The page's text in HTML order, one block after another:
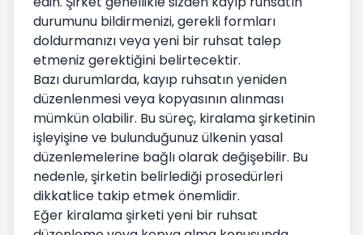
durumunu bildirmenizi, gerekli formları
doldurmanızı veya yeni bir ruhsat talep
etmeniz gerektiğini belirtecektir.
Bazı durumlarda, kayıp ruhsatın yeniden
düzenlenmesi veya kopyasının alınması
mümkün olabilir. Bu süreç, kiralama şirketinin
işleyişine ve bulunduğunuz ülkenin yasal
düzenlemelerine bağlı olarak değişebilir. Bu
nedenle, şirketin belirlediği prosedürleri
dikkatlice takip etmek önemlidir.
Eğer kiralama şirketi yeni bir ruhsat